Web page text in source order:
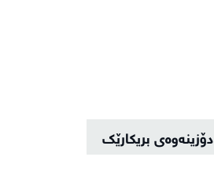
دۆزینەوەی بریکارێک